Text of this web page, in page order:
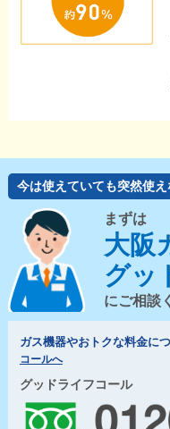
今は使えていても突然使
まずは
大阪
グッ
にご相談
ガス機器やおトクな料金に
コールへ
グッドライフコール